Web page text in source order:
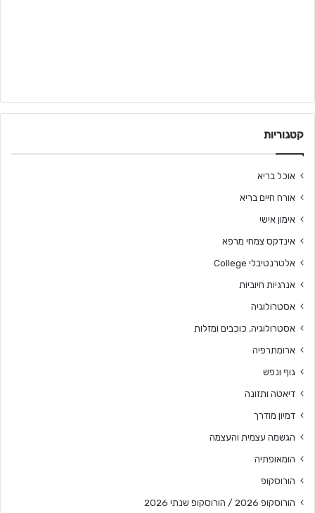
קטגוריות
אוכל בריא
אורח חיים בריא
אימון אישי
אינדקס צמחי מרפא
אלטרנטיבלי College
אנרגיות חיוביות
אסטרולוגיה
אסטרולוגיה, כוכבים ומזלות
ארומתרפיה
גוף ונפש
דיאטה ותזונה
דמיון מודרך
הגשמה עצמית והעצמה
הומאופתיה
הורוסקופ
הורוסקופ 2026 / הורוסקופ שנתי 2026